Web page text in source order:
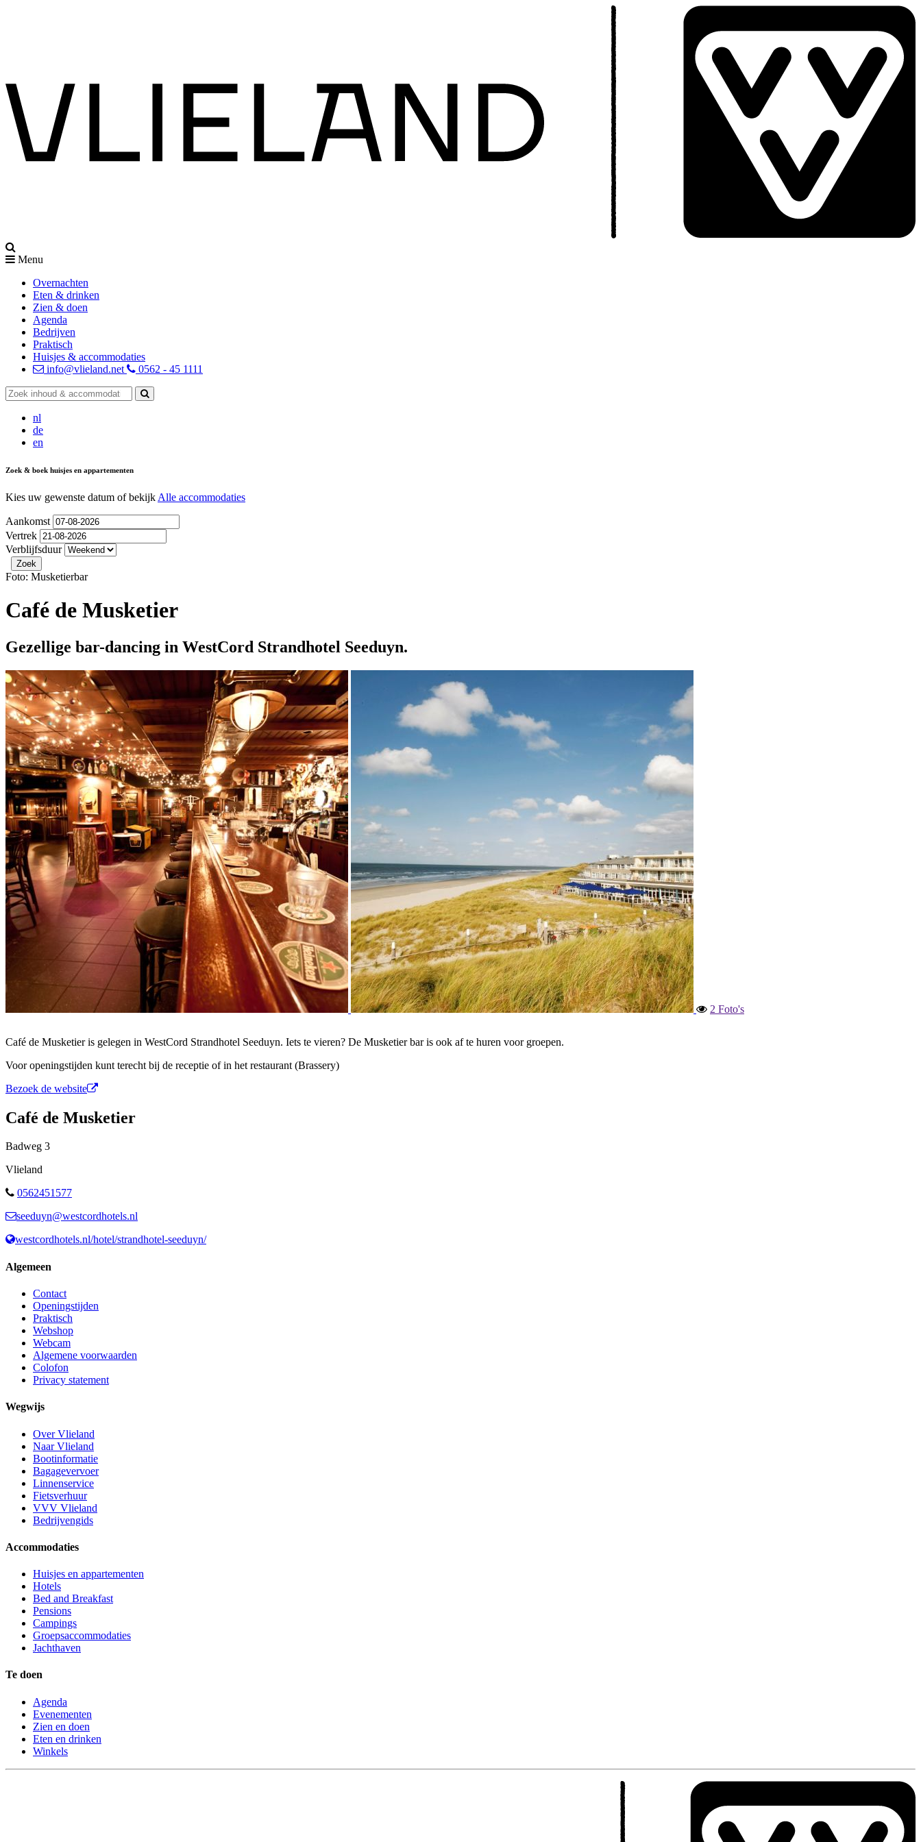
Menu
Overnachten
Eten & drinken
Zien & doen
Agenda
Bedrijven
Praktisch
Huisjes & accommodaties
info@vlieland.net
0562 - 45 1111
nl
de
en
Zoek & boek huisjes en appartementen
Kies uw gewenste datum of bekijk Alle accommodaties
Aankomst
Vertrek
Verblijfsduur
Foto: Musketierbar
Café de Musketier
Gezellige bar-dancing in WestCord Strandhotel Seeduyn.
2 Foto's
Café de Musketier is gelegen in WestCord Strandhotel Seeduyn. Iets te vieren? De Musketier bar is ook af te huren voor groepen.
Voor openingstijden kunt terecht bij de receptie of in het restaurant (Brassery)
Bezoek de website
Café de Musketier
Badweg 3
Vlieland
0562451577
seeduyn@westcordhotels.nl
westcordhotels.nl/hotel/strandhotel-seeduyn/
Algemeen
Contact
Openingstijden
Praktisch
Webshop
Webcam
Algemene voorwaarden
Colofon
Privacy statement
Wegwijs
Over Vlieland
Naar Vlieland
Bootinformatie
Bagagevervoer
Linnenservice
Fietsverhuur
VVV Vlieland
Bedrijvengids
Accommodaties
Huisjes en appartementen
Hotels
Bed and Breakfast
Pensions
Campings
Groepsaccommodaties
Jachthaven
Te doen
Agenda
Evenementen
Zien en doen
Eten en drinken
Winkels